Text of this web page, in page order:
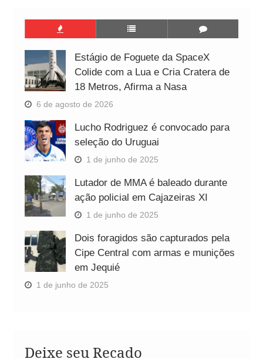
Estágio de Foguete da SpaceX
Colide com a Lua e Cria Cratera de
18 Metros, Afirma a Nasa
6 de agosto de 2026
Lucho Rodriguez é convocado para
seleção do Uruguai
1 de junho de 2025
Lutador de MMA é baleado durante
ação policial em Cajazeiras XI
1 de junho de 2025
Dois foragidos são capturados pela
Cipe Central com armas e munições
em Jequié
1 de junho de 2025
Deixe seu Recado